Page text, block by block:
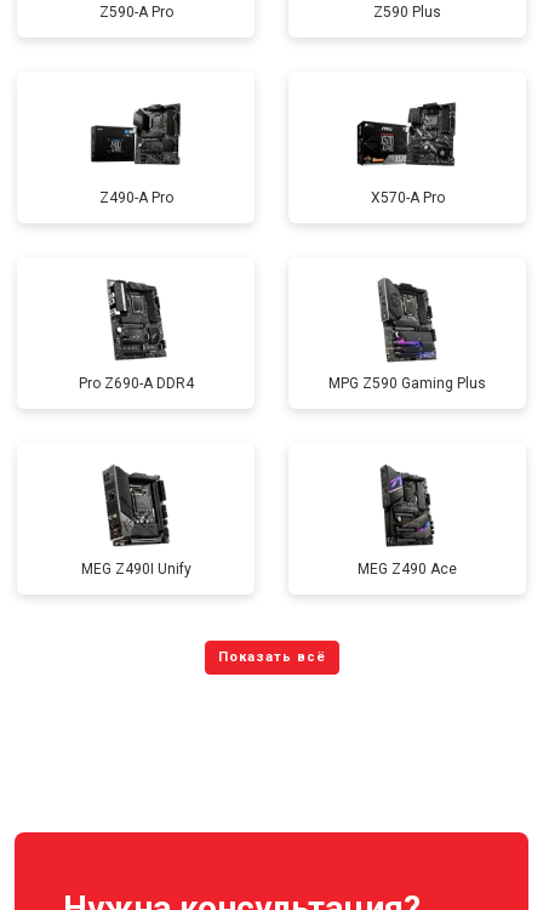
Z590-A Pro Z590 Plus
Z490-A Pro X570-A Pro
Pro Z690-A DDR4 MPG Z590 Gaming Plus
MEG Z490I Unify MEG Z490 Ace